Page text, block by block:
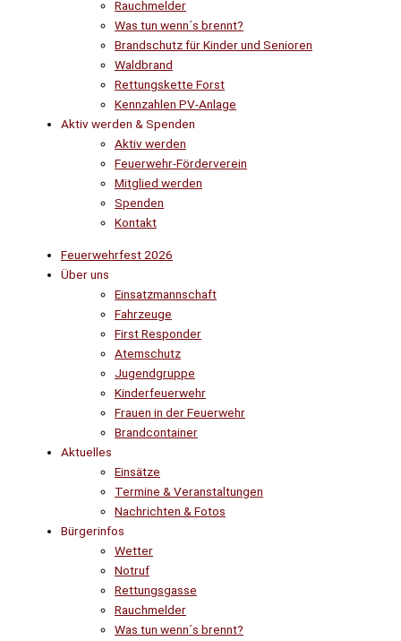
Rauchmelder
Was tun wenn´s brennt?
Brandschutz für Kinder und Senioren
Waldbrand
Rettungskette Forst
Kennzahlen PV-Anlage
Aktiv werden & Spenden
Aktiv werden
Feuerwehr-Förderverein
Mitglied werden
Spenden
Kontakt
Feuerwehrfest 2026
Über uns
Einsatzmannschaft
Fahrzeuge
First Responder
Atemschutz
Jugendgruppe
Kinderfeuerwehr
Frauen in der Feuerwehr
Brandcontainer
Aktuelles
Einsätze
Termine & Veranstaltungen
Nachrichten & Fotos
Bürgerinfos
Wetter
Notruf
Rettungsgasse
Rauchmelder
Was tun wenn´s brennt?